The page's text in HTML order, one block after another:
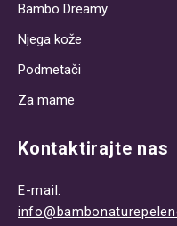
Bambo Dreamy
Njega kože
Podmetači
Za mame
Kontaktirajte nas
E-mail: